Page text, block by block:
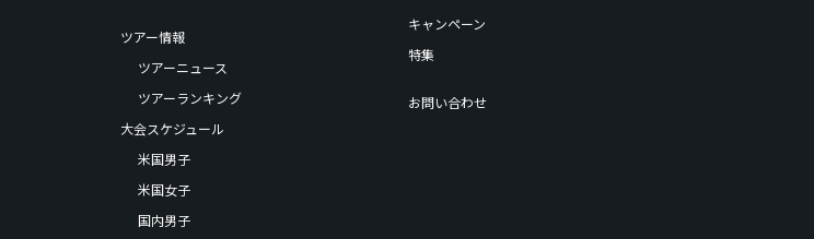
ツアー情報
ツアーニュース
ツアーランキング
大会スケジュール
米国男子
米国女子
国内男子
キャンペーン
特集
お問い合わせ